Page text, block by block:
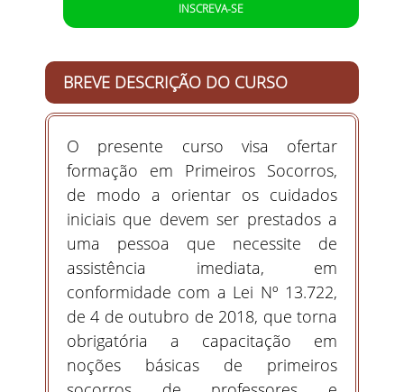
INSCREVA-SE
BREVE DESCRIÇÃO DO CURSO
O presente curso visa ofertar
formação em Primeiros Socorros,
de modo a orientar os cuidados
iniciais que devem ser prestados a
uma pessoa que necessite de
assistência imediata, em
conformidade com a Lei Nº 13.722,
de 4 de outubro de 2018, que torna
obrigatória a capacitação em
noções básicas de primeiros